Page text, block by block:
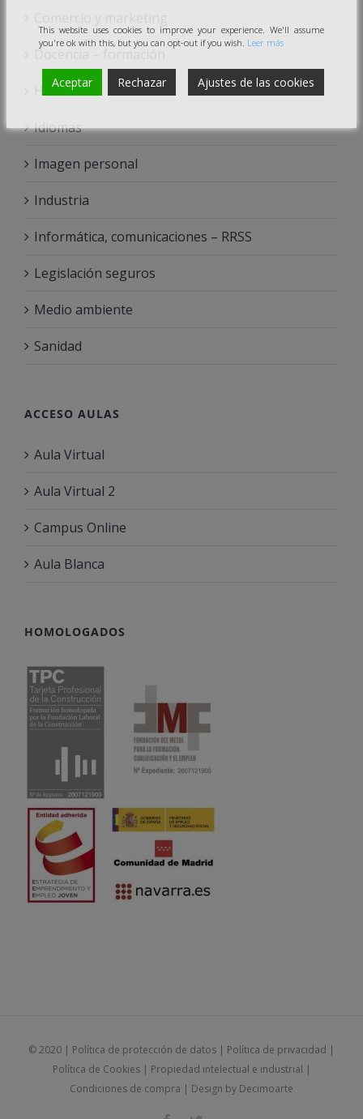
Docencia – formación
Hostelería
Idiomas
Imagen personal
Industria
Informática, comunicaciones – RRSS
Legislación seguros
Medio ambiente
Sanidad
ACCESO AULAS
Aula Virtual
Aula Virtual 2
Campus Online
Aula Blanca
HOMOLOGADOS
© 2020 | Política de protección de datos | Política de privacidad |
Política de Cookies| Propiedad intelectual e industrial |
Condiciones de compra | Design by Decimoarte
This website uses cookies to improve your experience. We'll assume
you're ok with this, but you can opt-out if you wish. Leer más
Aceptar Rechazar Ajustes de las cookies